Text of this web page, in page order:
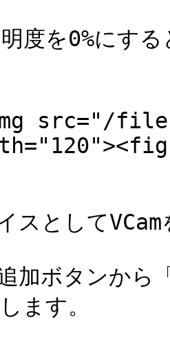
度を0%にす
src="/files/
スとしてVCam
加ボタンから
ます。